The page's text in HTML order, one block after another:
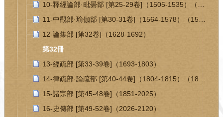
12-論集部 [第32卷]（1628-1692）
第32冊
13-經疏部 [第33-39卷]（1693-1803）
15-諸宗部 [第45-48卷]（1851-2025）
16-史傳部 [第49-52卷]（2026-2120）